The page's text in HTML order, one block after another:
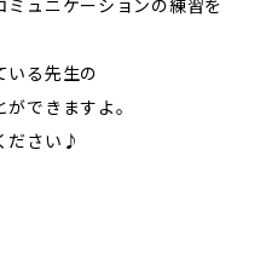
ュニケーションの練習を
いる先生の
できますよ。
ださい♪